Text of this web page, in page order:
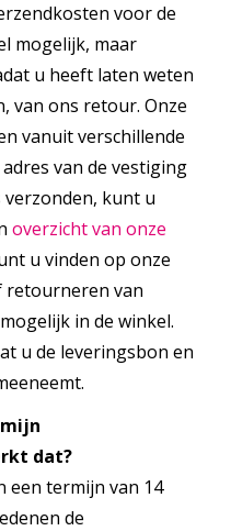
voor de
mogelijk, maar
u heeft laten weten
van ons retour. Onze
vanuit verschillende
van de vestiging
kunt u
overzicht van onze
u vinden op onze
retourneren van
in de winkel.
u de leveringsbon en
dat?
een termijn van 14
de